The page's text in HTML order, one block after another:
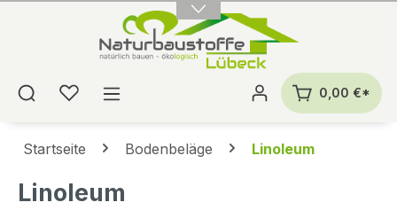
0,00 €*
Startseite Bodenbeläge Linoleum
Linoleum